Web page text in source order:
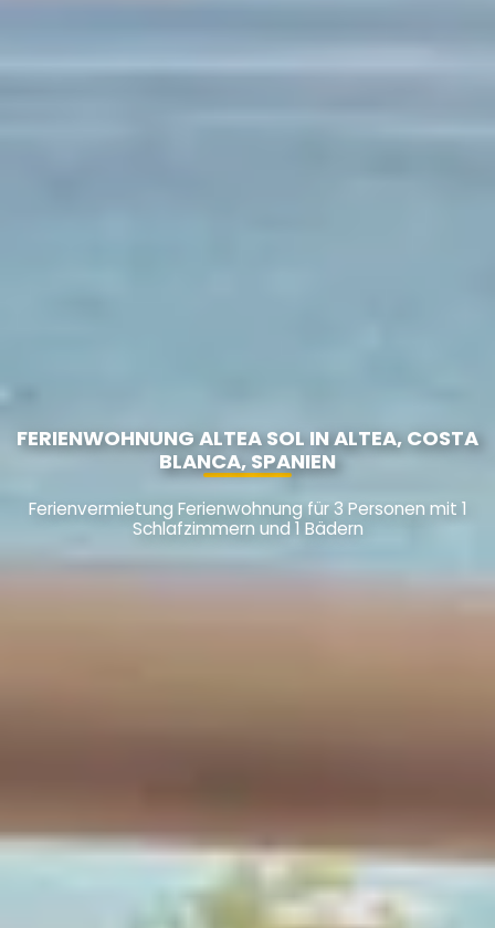
FERIENWOHNUNG ALTEA SOL IN ALTEA, COSTA
BLANCA, SPANIEN
Ferienvermietung Ferienwohnung für 3 Personen mit 1
Schlafzimmern und 1 Bädern